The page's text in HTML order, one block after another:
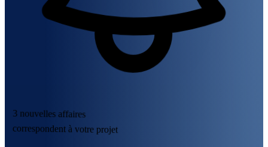
correspondent à votre projet